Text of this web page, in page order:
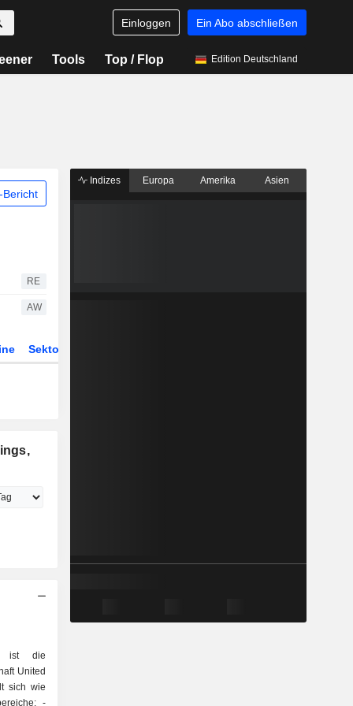
Einloggen Ein Abo abschließen
Tools Top / Flop Edition Deutschland
Bericht
RE
AW
Sektor
ist die
United
sich wie
-
Indizes Europa Amerika Asien